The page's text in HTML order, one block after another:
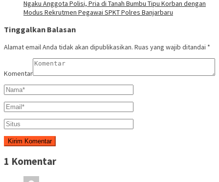
Ngaku Anggota Polisi, Pria di Tanah Bumbu Tipu Korban dengan
Modus Rekrutmen Pegawai SPKT Polres Banjarbaru
Tinggalkan Balasan
Alamat email Anda tidak akan dipublikasikan. Ruas yang wajib ditandai *
Komentar
1 Komentar